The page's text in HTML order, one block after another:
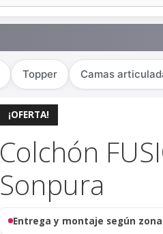
Topper Camas
¡OFERTA!
Colchón
Sonpura
Entrega y montaje según zona